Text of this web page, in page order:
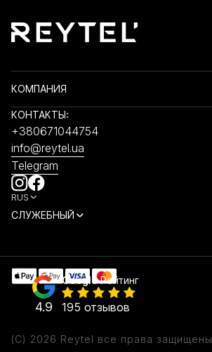
ФИЛЬТРЫ
КОМПАНИЯ
КОНТАКТЫ:
+380671044754
info@reytel.ua
Telegram
RUS
СЛУЖЕБНЫЙ
(C) 2026 Reytel все права защищены
4.9
GoogleРейтинг
195 отзывов